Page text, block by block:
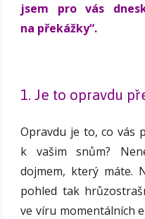
jsem pro vás
na překážky“.
1. Je to opravdu
Opravdu je to, co vás
k vašim snům?
dojmem, který máte.
pohled tak
ve víru momentálních